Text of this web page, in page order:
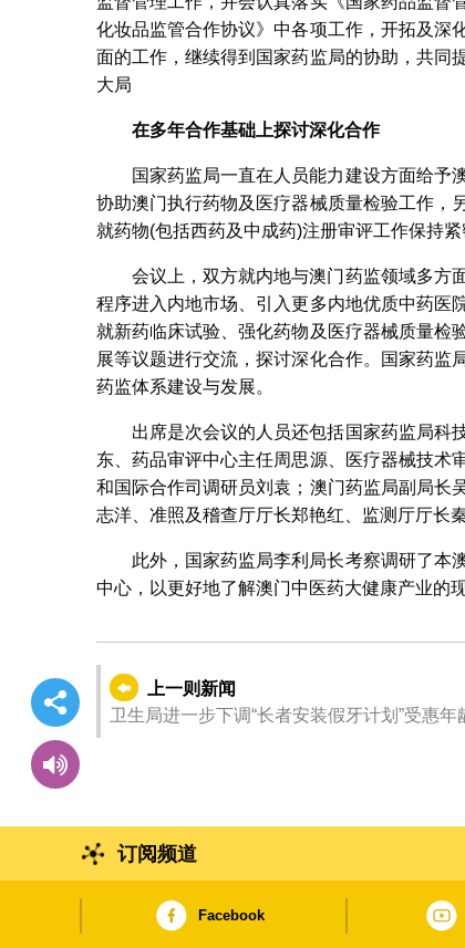
化妆品监管合作协议》中各项工作，开拓及深
面的工作，继续得到国家药监局的协助，共同
大局
在多年合作基础上探讨深化合作
国家药监局一直在人员能力建设方面给予
协助澳门执行药物及医疗器械质量检验工作，
就药物(包括西药及中成药)注册审评工作保持紧
会议上，双方就内地与澳门药监领域多方
程序进入内地市场、引入更多内地优质中药医
就新药临床试验、强化药物及医疗器械质量检
展等议题进行交流，探讨深化合作。国家药监
药监体系建设与发展。
出席是次会议的人员还包括国家药监局科
东、药品审评中心主任周思源、医疗器械技术
和国际合作司调研员刘袁；澳门药监局副局长
志洋、准照及稽查厅厅长郑艳红、监测厅厅长
此外，国家药监局李利局长考察调研了本
中心，以更好地了解澳门中医药大健康产业的
上一则新闻
卫生局进一步下调“长者安装假牙计划”受惠年
订阅频道
Facebook